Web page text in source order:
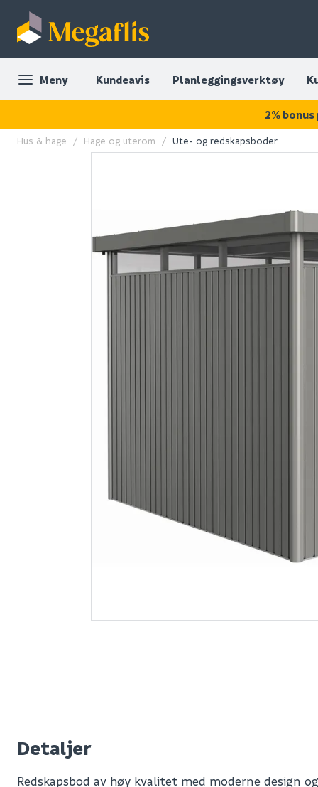
Meny Kundeavis Planleggingsverktøy
highline
Hus & hage Hage og uterom Ute- og redskapsboder
Detaljer
Redskapsbod av høy kvalitet med moderne design
2%